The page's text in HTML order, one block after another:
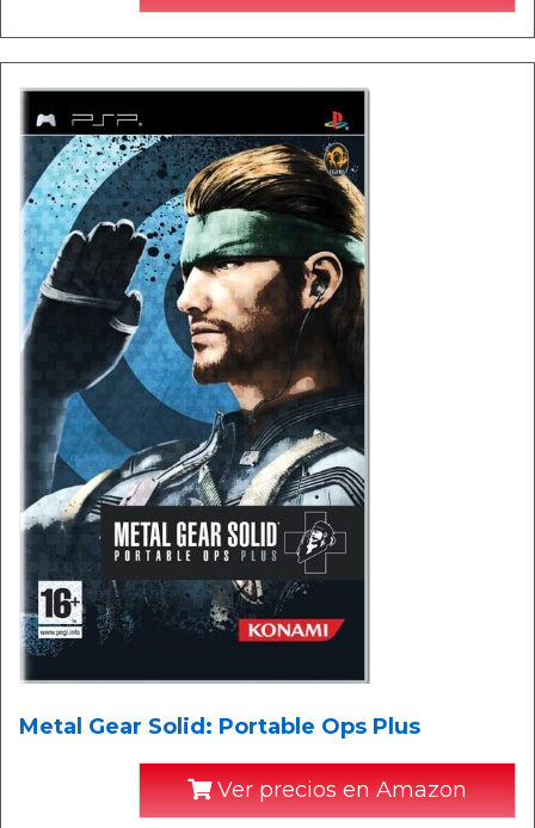
Metal Gear Solid: Portable Ops Plus
Ver precios en Amazon